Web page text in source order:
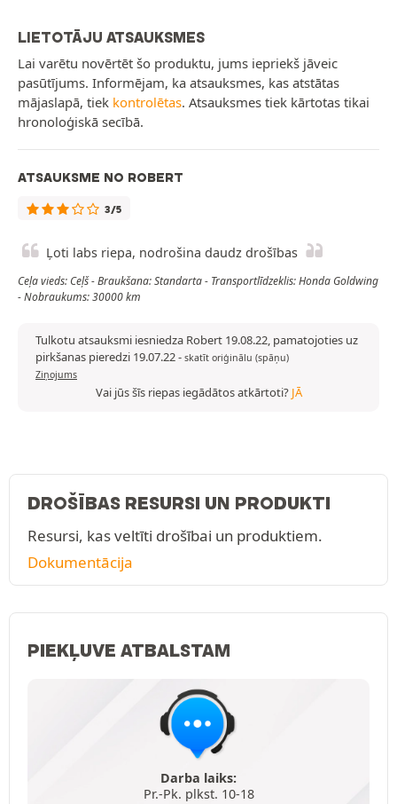
LIETOTĀJU ATSAUKSMES
Lai varētu novērtēt šo produktu, jums iepriekš jāveic
pasūtījums. Informējam, ka atsauksmes, kas atstātas
mājaslapā, tiek kontrolētas. Atsauksmes tiek kārtotas tikai
hronoloģiskā secībā.
ATSAUKSME NO ROBERT
3/5
Ļoti labs riepa, nodrošina daudz drošības
Ceļa vieds: Ceļš - Braukšana: Standarta - Transportlīdzeklis: Honda Goldwing
- Nobraukums: 30000 km
Tulkotu atsauksmi iesniedza Robert 19.08.22, pamatojoties uz
pirkšanas pieredzi 19.07.22- skatīt oriģinālu (spāņu)
Ziņojums
Vai jūs šīs riepas iegādātos atkārtoti? JĀ
DROŠĪBAS RESURSI UN PRODUKTI
Resursi, kas veltīti drošībai un produktiem.
Dokumentācija
PIEKĻUVE ATBALSTAM
Darba laiks:
Pr.-Pk. plkst. 10-18